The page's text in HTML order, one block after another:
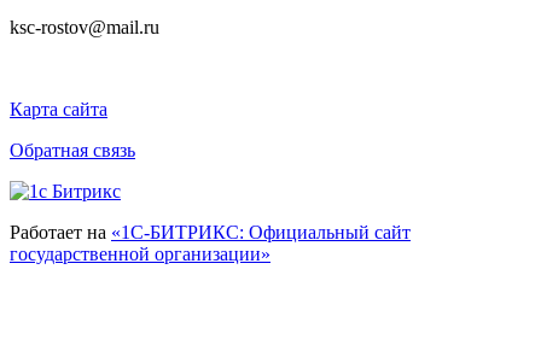
ksc-rostov@mail.ru
Карта сайта
Обратная связь
Работает на «1С-БИТРИКС: Официальный сайт
государственной организации»